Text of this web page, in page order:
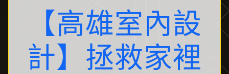
【高雄室內設
計】拯救家裡